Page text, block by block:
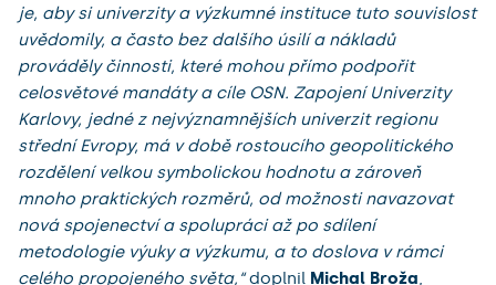
je, aby si univerzity a výzkumné instituce tuto souvislost
uvědomily, a často bez dalšího úsilí a nákladů
prováděly činnosti, které mohou přímo podpořit
celosvětové mandáty a cíle OSN. Zapojení Univerzity
Karlovy, jedné z nejvýznamnějších univerzit regionu
střední Evropy, má v době rostoucího geopolitického
rozdělení velkou symbolickou hodnotu a zároveň
mnoho praktických rozměrů, od možnosti navazovat
nová spojenectví a spolupráci až po sdílení
metodologie výuky a výzkumu, a to doslova v rámci
celého propojeného světa,“doplnil Michal Broža,